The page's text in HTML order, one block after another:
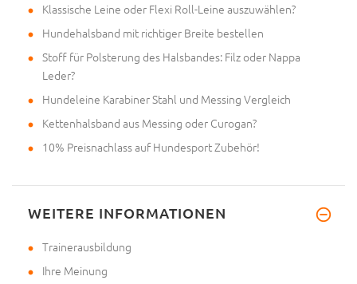
Klassische Leine oder Flexi Roll-Leine auszuwählen?
Hundehalsband mit richtiger Breite bestellen
Stoff für Polsterung des Halsbandes: Filz oder Nappa
Leder?
Hundeleine Karabiner Stahl und Messing Vergleich
Kettenhalsband aus Messing oder Curogan?
10% Preisnachlass auf Hundesport Zubehör!
WEITERE INFORMATIONEN
Trainerausbildung
Ihre Meinung